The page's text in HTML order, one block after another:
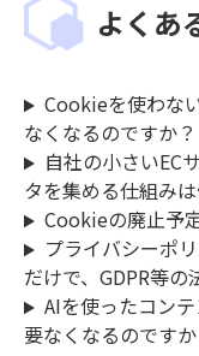
よくあ
Cookieを使わな
なくなるのですか？
自社の小さいEC
タを集める仕組み
Cookieの廃止予
プライバシーポ
だけで、GDPR等
AIを使ったコン
要なくなるのですか